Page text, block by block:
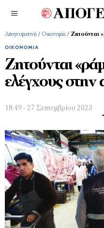
Απογευματινή / Οικονομία / Ζητούνται
ΟΙΚΟΝΟΜΊΑ
Ζητούνται
ελέγχους στην
18:49 - 27 Σεπτεμβρίου 2023